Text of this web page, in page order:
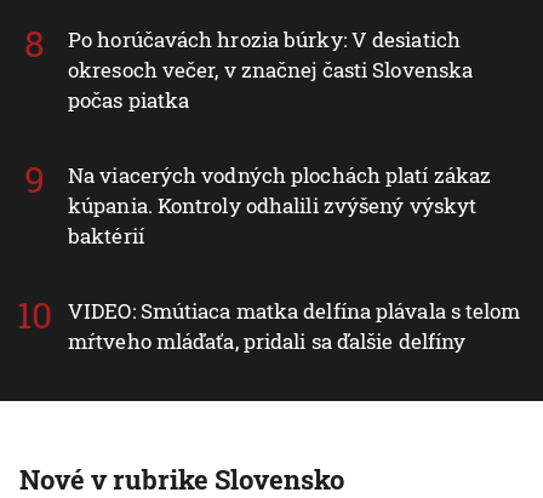
Po horúčavách hrozia búrky: V desiatich
okresoch večer, v značnej časti Slovenska
počas piatka
Na viacerých vodných plochách platí zákaz
kúpania. Kontroly odhalili zvýšený výskyt
baktérií
VIDEO: Smútiaca matka delfína plávala s telom
mŕtveho mláďaťa, pridali sa ďalšie delfíny
Nové v rubrike Slovensko